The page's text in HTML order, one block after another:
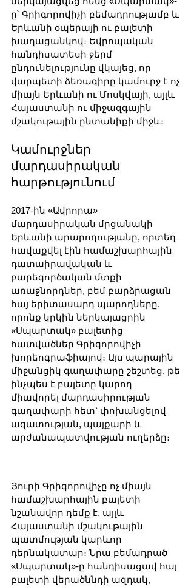
ը՝ Գրիգորովիչի բեմադրությամբ և
Երևանի օպերայի ու բալետի
խաղացանկով։ Եվրոպական
հանդիսատեսի ջերմ
ընդունելությունը վկայեց, որ
վարպետի ձեռագիրը կամուրջ է ոչ
միայն Երևանի ու Մոսկվայի, այլև
Հայաստանի ու միջազգային
մշակութային ընտանիքի միջև։
Կամուրջներ
մարդասիրական
հարթությունում
2017-ին «Ավրորա»
մարդասիրական մրցանակի
Երևանի արարողությանը, որտեղ
հավաքվել էին համաշխարհային
դատաիրավական և
բարեգործական մտքի
առաջնորդներ, բեմ բարձրացան
հայ երիտասարդ պարողները,
որոնք կրկին ներկայացրին
«Սպարտակ» բալետից
հատվածներ Գրիգորովիչի
խորեոգրաֆիայով։ Այս պարային
միջանցիկ գաղափարը շեշտեց, թե
ինչպես է բալետը կարող
միավորել մարդասիրության
գաղափարի հետ՝ փոխանցելով
ազատության, պայքարի և
արժանապատվության ուղերձը։
Յուրի Գրիգորովիչը ոչ միայն
համաշխարհային բալետի
նշանավոր դեմք է, այլև
Հայաստանի մշակութային
պատմության կարևոր
դերնակատար։ Նրա բեմադրած
«Սպարտակ»-ը հանդիսացավ հայ
բալետի վերածննդի ազդակ,